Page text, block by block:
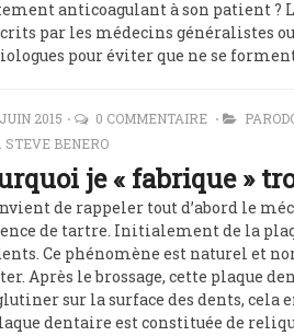
anticoagulant à son patient ?
par les médecins généralistes
pour éviter que ne se
2015 0 COMMENTAIRE
STEVE BENERO
je « fabrique »
de rappeler tout d’abord le
de tartre. Initialement de la
Ce phénomène est naturel et
Après le brossage, cette plaque
sur la surface des dents, cela
dentaire est constituée de